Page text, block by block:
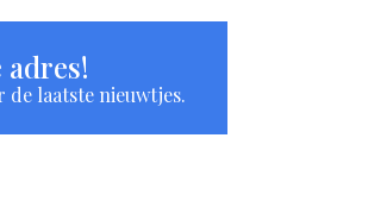
de laatste nieuwtjes.